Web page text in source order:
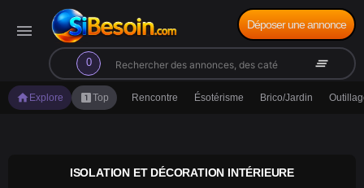
menu
0
search clear_all
Déposer une annonce
home Explore looks_oneTop Rencontre Ésotérisme Brico/Jardin
ISOLATION ET DÉCORATION INTÉRIEURE